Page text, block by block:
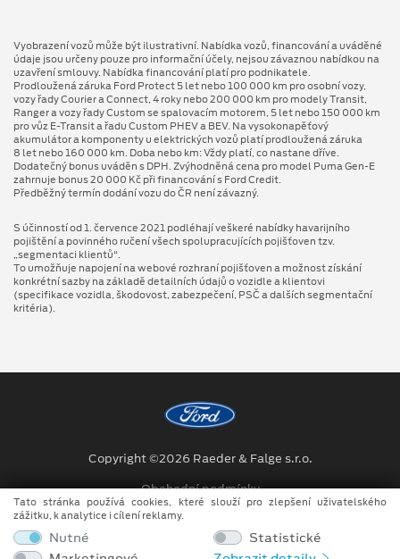
Vyobrazení vozů může být ilustrativní. Nabídka vozů, financování a uváděné
údaje jsou určeny pouze pro informační účely, nejsou závaznou nabídkou na
uzavření smlouvy. Nabídka financování platí pro podnikatele.
Prodloužená záruka Ford Protect 5 let nebo 100 000 km pro osobní vozy,
vozy řady Courier a Connect, 4 roky nebo 200 000 km pro modely Transit,
Ranger a vozy řady Custom se spalovacím motorem, 5 let nebo 150 000 km
pro vůz E-Transit a řadu Custom PHEV a BEV. Na vysokonapěťový
akumulátor a komponenty u elektrických vozů platí prodloužená záruka
8 let nebo 160 000 km. Doba nebo km: Vždy platí, co nastane dříve.
Dodatečný bonus uváděn s DPH. Zvýhodněná cena pro model Puma Gen⁠-⁠E
zahrnuje bonus 20 000 Kč při financování s Ford Credit.
Předběžný termín dodání vozu do ČR není závazný.
S účinností od 1. července 2021 podléhají veškeré nabídky havarijního
pojištění a povinného ručení všech spolupracujících pojišťoven tzv.
„segmentaci klientů“.
To umožňuje napojení na webové rozhraní pojišťoven a možnost získání
konkrétní sazby na základě detailních údajů o vozidle a klientovi
(specifikace vozidla, škodovost, zabezpečení, PSČ a dalších segmentační
kritéria).
Copyright ©2026 Raeder & Falge s.r.o.
Obchodní podmínky
Ochrana osobních údajů
Prohlášení o zpracování údajů konečných zákazníků
Tato stránka používá cookies, které slouží pro zlepšení uživatelského
zážitku, k analytice i cílení reklamy.
Nutné
Statistické